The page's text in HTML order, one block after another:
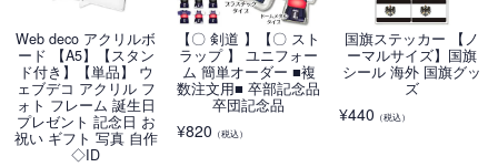
Web deco アクリルボ
ード 【A5】【スタン
ド付き】【単品】 ウ
ェブデコ アクリル フ
ォト フレーム 誕生日
プレゼント 記念日 お
祝い ギフト 写真 自作
◇ID
【〇 剣道 】【〇 スト
ラップ 】 ユニフォー
ム 簡単オーダー ■複
数注文用■ 卒部記念品
卒団記念品
¥820 （税込）
国旗ステッカー 【ノ
ーマルサイズ】国旗
シール 海外 国旗グッ
ズ
¥440 （税込）